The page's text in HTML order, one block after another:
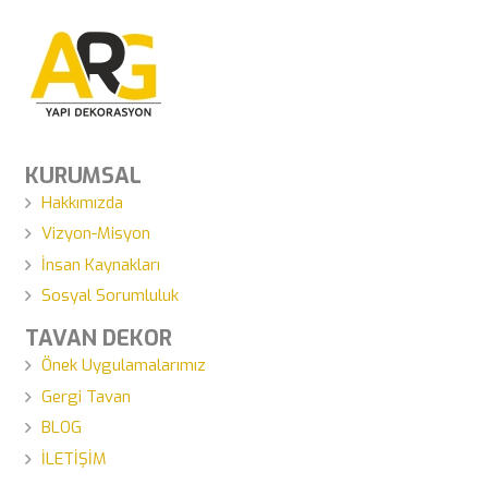
KURUMSAL
Hakkımızda
Vizyon-Misyon
İnsan Kaynakları
Sosyal Sorumluluk
TAVAN DEKOR
Önek Uygulamalarımız
Gergi Tavan
BLOG
İLETİŞİM